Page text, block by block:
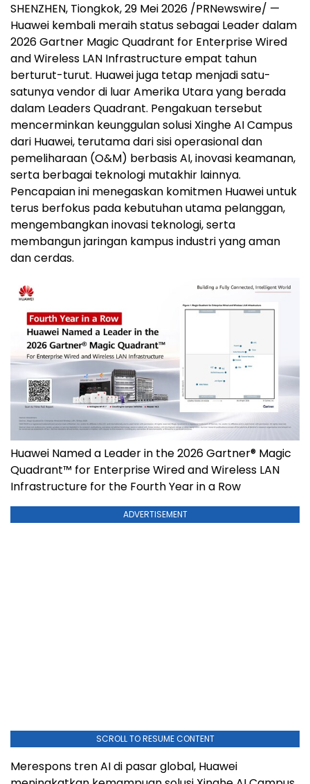
SHENZHEN, Tiongkok, 29 Mei 2026 /PRNewswire/ —
Huawei kembali meraih status sebagai Leader dalam
2026 Gartner Magic Quadrant for Enterprise Wired
and Wireless LAN Infrastructure empat tahun
berturut-turut. Huawei juga tetap menjadi satu-
satunya vendor di luar Amerika Utara yang berada
dalam Leaders Quadrant. Pengakuan tersebut
mencerminkan keunggulan solusi Xinghe AI Campus
dari Huawei, terutama dari sisi operasional dan
pemeliharaan (O&M) berbasis AI, inovasi keamanan,
serta berbagai teknologi mutakhir lainnya.
Pencapaian ini menegaskan komitmen Huawei untuk
terus berfokus pada kebutuhan utama pelanggan,
mengembangkan inovasi teknologi, serta
membangun jaringan kampus industri yang aman
dan cerdas.
Huawei Named a Leader in the 2026 Gartner® Magic
Quadrant™ for Enterprise Wired and Wireless LAN
Infrastructure for the Fourth Year in a Row
ADVERTISEMENT
SCROLL TO RESUME CONTENT
Merespons tren AI di pasar global, Huawei